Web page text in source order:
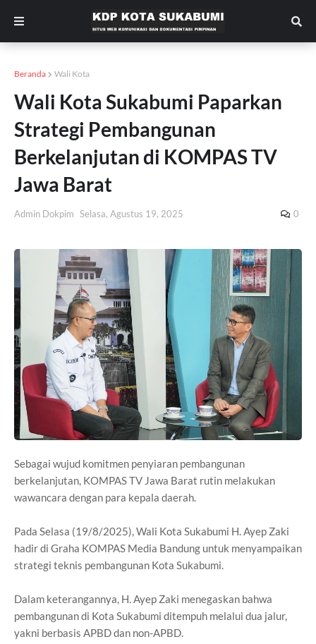
Beranda Wali Kota
Wali Kota Sukabumi Paparkan
Strategi Pembangunan
Berkelanjutan di KOMPAS TV
Jawa Barat
Admin Dokpim Selasa, Agustus 19, 2025 0
Sebagai wujud komitmen penyiaran pembangunan
berkelanjutan, KOMPAS TV Jawa Barat rutin melakukan
wawancara dengan para kepala daerah.
Pada Selasa (19/8/2025), Wali Kota Sukabumi H. Ayep Zaki
hadir di Graha KOMPAS Media Bandung untuk menyampaikan
strategi teknis pembangunan Kota Sukabumi.
Dalam keterangannya, H. Ayep Zaki menegaskan bahwa
pembangunan di Kota Sukabumi ditempuh melalui dua jalur,
yakni berbasis APBD dan non-APBD.